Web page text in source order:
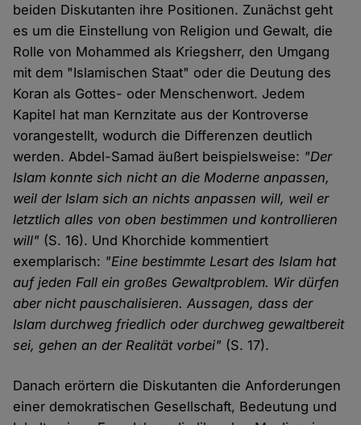
beiden Diskutanten ihre Positionen. Zunächst geht
es um die Einstellung von Religion und Gewalt, die
Rolle von Mohammed als Kriegsherr, den Umgang
mit dem "Islamischen Staat" oder die Deutung des
Koran als Gottes- oder Menschenwort. Jedem
Kapitel hat man Kernzitate aus der Kontroverse
vorangestellt, wodurch die Differenzen deutlich
werden. Abdel-Samad äußert beispielsweise: "Der
Islam konnte sich nicht an die Moderne anpassen,
weil der Islam sich an nichts anpassen will, weil er
letztlich alles von oben bestimmen und kontrollieren
will" (S. 16). Und Khorchide kommentiert
exemplarisch: "Eine bestimmte Lesart des Islam hat
auf jeden Fall ein großes Gewaltproblem. Wir dürfen
aber nicht pauschalisieren. Aussagen, dass der
Islam durchweg friedlich oder durchweg gewaltbereit
sei, gehen an der Realität vorbei" (S. 17).
Danach erörtern die Diskutanten die Anforderungen
einer demokratischen Gesellschaft, Bedeutung und